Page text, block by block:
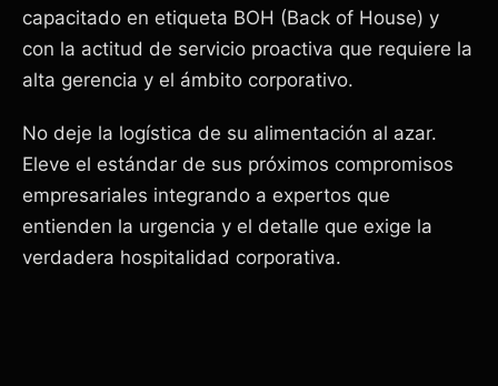
capacitado en etiqueta BOH (Back of House) y
con la actitud de servicio proactiva que requiere la
alta gerencia y el ámbito corporativo.
No deje la logística de su alimentación al azar.
Eleve el estándar de sus próximos compromisos
empresariales integrando a expertos que
entienden la urgencia y el detalle que exige la
verdadera hospitalidad corporativa.